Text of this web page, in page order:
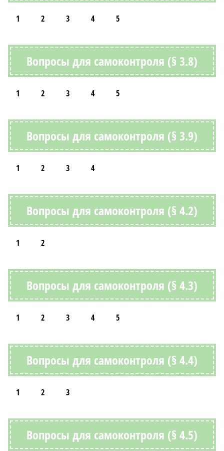
1 2 3 4 5
Вопросы для самоконтроля (§ 3.8)
1 2 3 4 5
Вопросы для самоконтроля (§ 3.9)
1 2 3 4
Вопросы для самоконтроля (§ 4.2)
1 2
Вопросы для самоконтроля (§ 4.3)
1 2 3 4 5
Вопросы для самоконтроля (§ 4.4)
1 2 3
Вопросы для самоконтроля (§ 4.5)